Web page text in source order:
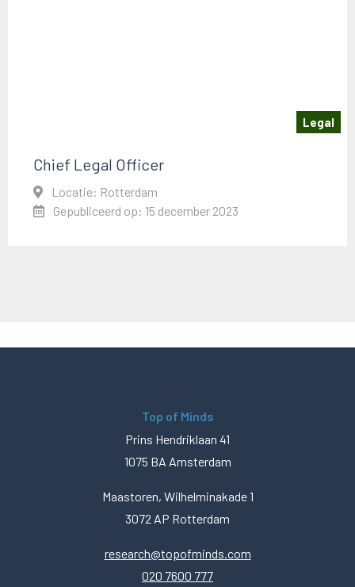
Legal
Chief Legal Officer
Locatie: Rotterdam
Gepubliceerd op: 15 december 2023
Top of Minds
Prins Hendriklaan 41
1075 BA Amsterdam
Maastoren, Wilhelminakade 1
3072 AP Rotterdam
research@topofminds.com
020 7600 777